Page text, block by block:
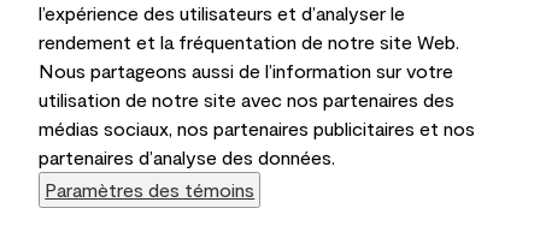
l’expérience des utilisateurs et d’analyser le
rendement et la fréquentation de notre site Web.
Nous partageons aussi de l’information sur votre
utilisation de notre site avec nos partenaires des
médias sociaux, nos partenaires publicitaires et nos
partenaires d’analyse des données.
Paramètres des témoins